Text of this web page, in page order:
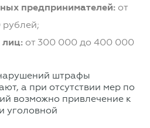
предпринимателей:от
лиц:от 300 000 до 400 000
штрафы
а при отсутствии мер по
возможно привлечение к
уголовной